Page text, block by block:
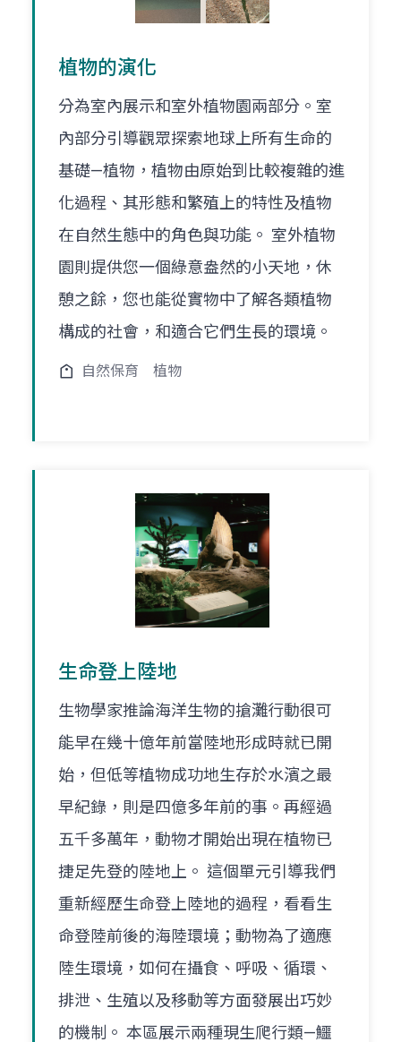
植物的演化
分為室內展示和室外植物園兩部分。室
內部分引導觀眾探索地球上所有生命的
基礎—植物，植物由原始到比較複雜的進
化過程、其形態和繁殖上的特性及植物
在自然生態中的角色與功能。 室外植物
園則提供您一個綠意盎然的小天地，休
憩之餘，您也能從實物中了解各類植物
構成的社會，和適合它們生長的環境。
自然保育 植物
生命登上陸地
生物學家推論海洋生物的搶灘行動很可
能早在幾十億年前當陸地形成時就已開
始，但低等植物成功地生存於水濱之最
早紀錄，則是四億多年前的事。再經過
五千多萬年，動物才開始出現在植物已
捷足先登的陸地上。 這個單元引導我們
重新經歷生命登上陸地的過程，看看生
命登陸前後的海陸環境；動物為了適應
陸生環境，如何在攝食、呼吸、循環、
排泄、生殖以及移動等方面發展出巧妙
的機制。 本區展示兩種現生爬行類—鱷